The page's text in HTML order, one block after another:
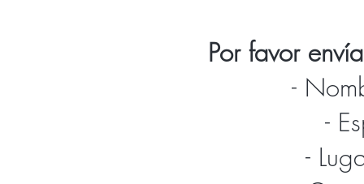
Por favor
-
-
-